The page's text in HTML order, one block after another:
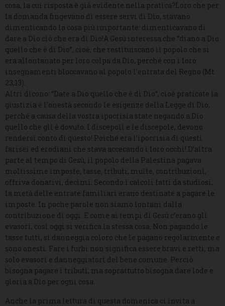
cosa, la cui risposta è già evidente nella pratica?Loro che per
la domanda fingevano di essere servi di Dio, stavano
dimenticando la cosa più importante: dimenticavano di
dare a Dio ciò che era di Dio!A Gesù interessa che “diano a Dio
quello che è di Dio”, cioè, che restituiscano il popolo che si
era allontanato per loro colpa da Dio, perché con i loro
insegnamenti bloccavano al popolo l’entrata del Regno (Mt
23,13).
Altri dicono: “Date a Dio quello che è di Dio”, cioè praticate la
giustizia e l’onestà secondo le esigenze della Legge di Dio,
perché a causa della vostra ipocrisia state negando a Dio
quello che gli è dovuto. I discepoli e le discepole, devono
rendersi conto di questo! Poiché era l’ipocrisia di questi
farisei ed erodiani che stava accecando i loro occhi!.D’altra
parte al tempo di Gesù, il popolo della Palestina pagava
moltissime imposte, tasse, tributi, multe, contribuzioni,
offriva donativi, decimi. Secondo i calcoli fatti da studiosi,
la metà delle entrate familiari erano destinate a pagare le
imposte. In poche parole non siamo lontani dalla
contribuzione di oggi. E come ai tempi di Gesù c’erano gli
evasori, così oggi si verifica la stessa cosa. Non pagando le
tasse tutti, si danneggia coloro che le pagano regolarmente e
sono onesti. Fare i furbi non significa essere bravi e retti, ma
solo evasori e danneggiatori del bene comune. Perciò
bisogna pagare i tributi, ma soprattutto bisogna dare lode e
gloria a Dio per ogni cosa.
Anche la prima lettura di questa domenica ci invita a